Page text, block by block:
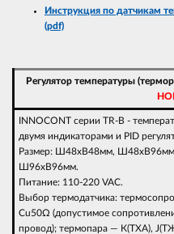
Инструкция по датчикам
(pdf)
Регулятор температуры
INNOCONT серии TR-B -
двумя индикаторами и PID
Размер: Ш48xВ48мм,
Ш96xВ96мм.
Питание: 110-220 VAC.
Выбор термодатчика:
Cu50Ω (допустимое
провод); термопара — К(ТХА),